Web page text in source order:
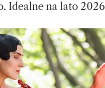
Idealne na lato 2026